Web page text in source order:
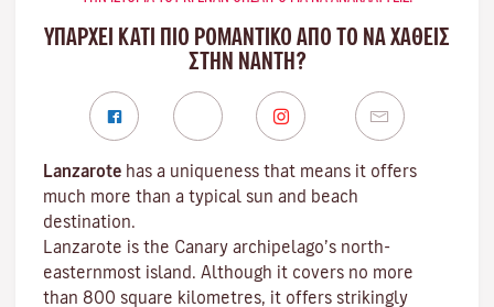
ΥΠΑΡΧΕΙ ΚΑΤΙ ΠΙΟ ΡΟΜΑΝΤΙΚΟ ΑΠΟ ΤΟ ΝΑ ΧΑΘΕΙΣ
ΣΤΗΝ ΝΆΝΤΗ?
Lanzarote has a uniqueness that means it offers
much more than a typical sun and beach
destination.
Lanzarote is the Canary archipelago’s north-
easternmost island. Although it covers no more
than 800 square kilometres, it offers strikingly